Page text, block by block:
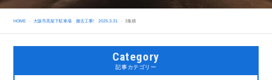
HOME 大阪市高架下駐車場 撤去工事! 2025.3.31 3集積
Category
記事カテゴリー